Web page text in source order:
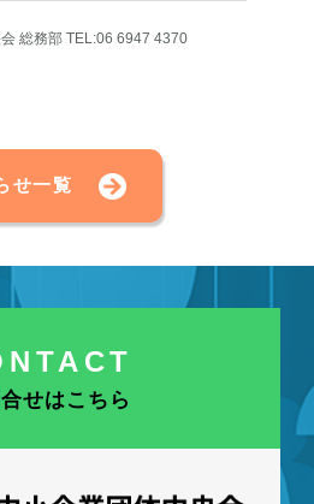
総務部 TEL:06 6947 4370
せ一覧
せはこちら